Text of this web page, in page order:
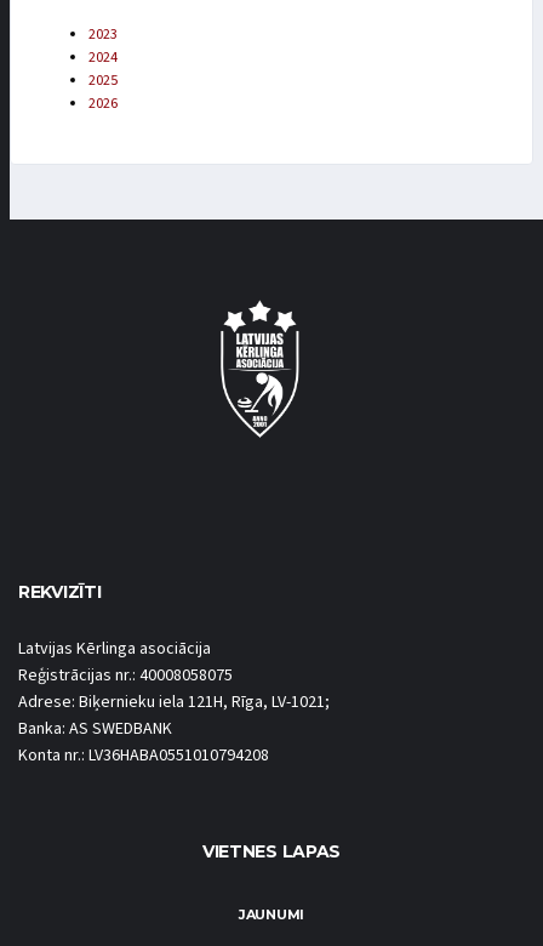
2023
2024
2025
2026
REKVIZĪTI
Latvijas Kērlinga asociācija
Reģistrācijas nr.: 40008058075
Adrese: Biķernieku iela 121H, Rīga, LV-1021;
Banka: AS SWEDBANK
Konta nr.: LV36HABA0551010794208
VIETNES LAPAS
JAUNUMI